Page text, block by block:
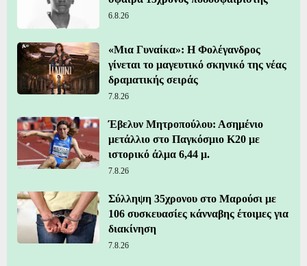
6.8.26
«Μια Γυναίκα»: Η Φολέγανδρος
γίνεται το μαγευτικό σκηνικό της νέας
δραματικής σειράς
7.8.26
Έβελυν Μητροπούλου: Ασημένιο
μετάλλιο στο Παγκόσμιο Κ20 με
ιστορικό άλμα 6,44 μ.
7.8.26
Σύλληψη 35χρονου στο Μαρούσι με
106 συσκευασίες κάνναβης έτοιμες για
διακίνηση
7.8.26